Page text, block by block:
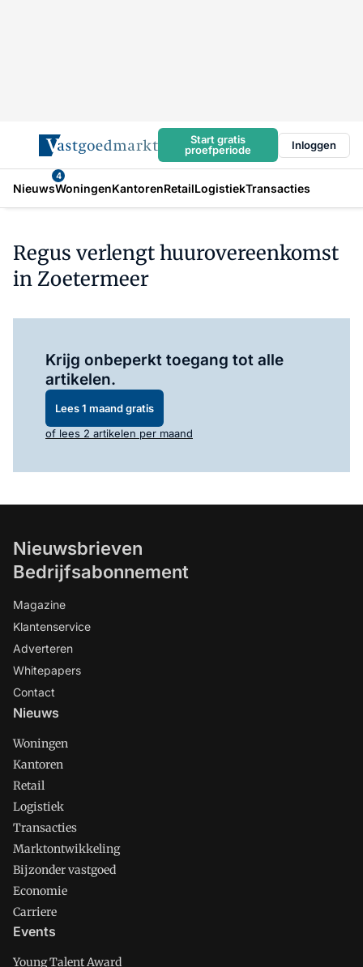
Start gratis
proefperiode
Inloggen
Nieuws
4
WoningenKantorenRetailLogistiekTransacties
Regus verlengt huurovereenkomst
in Zoetermeer
Krijg onbeperkt toegang tot alle
artikelen.
Lees 1 maand gratis
of lees 2 artikelen per maand
Nieuwsbrieven
Bedrijfsabonnement
Magazine
Klantenservice
Adverteren
Whitepapers
Contact
Nieuws
Woningen
Kantoren
Retail
Logistiek
Transacties
Marktontwikkeling
Bijzonder vastgoed
Economie
Carriere
Events
Young Talent Award